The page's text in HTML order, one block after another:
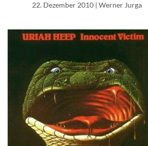
22. Dezember 2010 | Werner Jurga